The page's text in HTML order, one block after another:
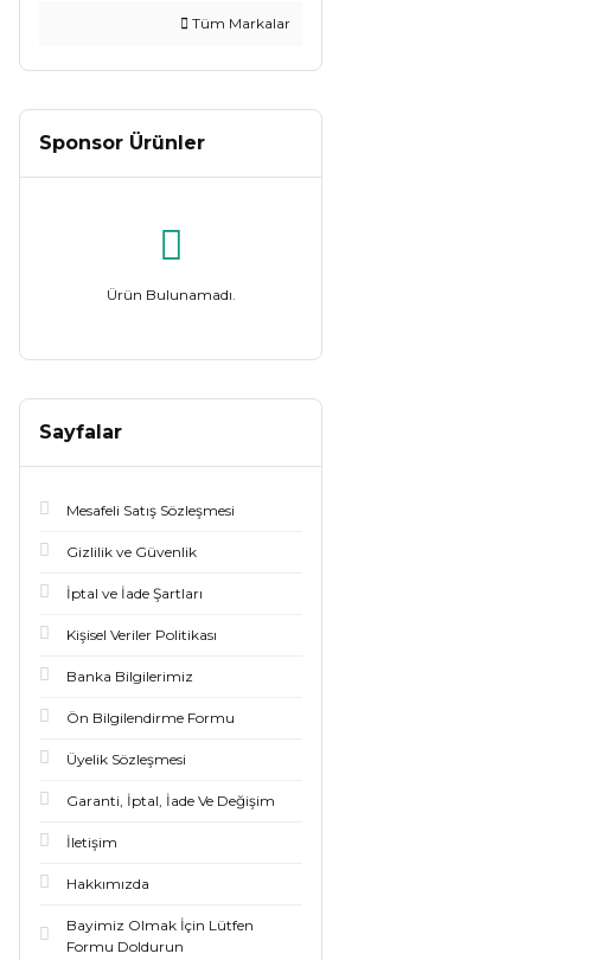
Tüm Markalar
Sponsor Ürünler
Ürün Bulunamadı.
Sayfalar
Mesafeli Satış Sözleşmesi
Gizlilik ve Güvenlik
İptal ve İade Şartları
Kişisel Veriler Politikası
Banka Bilgilerimiz
Ön Bilgilendirme Formu
Üyelik Sözleşmesi
Garanti, İptal, İade Ve Değişim
İletişim
Hakkımızda
Bayimiz Olmak İçin Lütfen
Formu Doldurun